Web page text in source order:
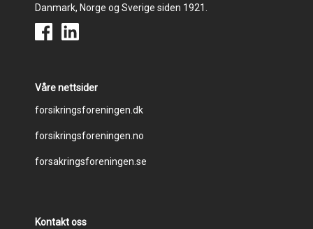
Danmark, Norge og Sverige siden 1921.
Våre nettsider
Footer
menu
forsikringsforeningen.dk
forsikringsforeningen.no
forsakringsforeningen.se
Kontakt oss